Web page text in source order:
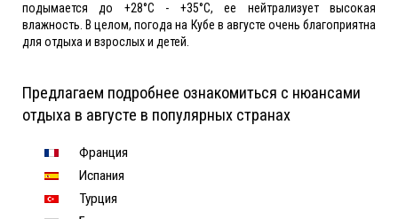
подымается до +28°С - +35°С, ее нейтрализует высокая
влажность. В целом, погода на Кубе в августе очень благоприятна
для отдыха и взрослых и детей.
Предлагаем подробнее ознакомиться с нюансами
отдыха в августе в популярных странах
Франция
Испания
Турция